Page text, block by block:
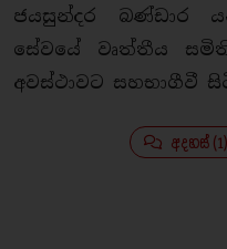
ජයසුන්දර බණ්ඩාර
සේවයේ වෘත්තීය
අවස්ථාවට සහභාගීවී
අදහස්